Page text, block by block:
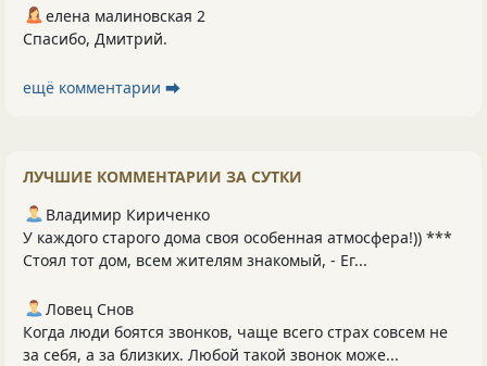
елена малиновская 2
Спасибо, Дмитрий.
ещё комментарии ⮕
ЛУЧШИЕ КОММЕНТАРИИ ЗА СУТКИ
Владимир Кириченко
У каждого старого дома своя особенная атмосфера!)) ***
Стоял тот дом, всем жителям знакомый, - Ег...
Ловец Снов
Когда люди боятся звонков, чаще всего страх совсем не
за себя, а за близких. Любой такой звонок може...